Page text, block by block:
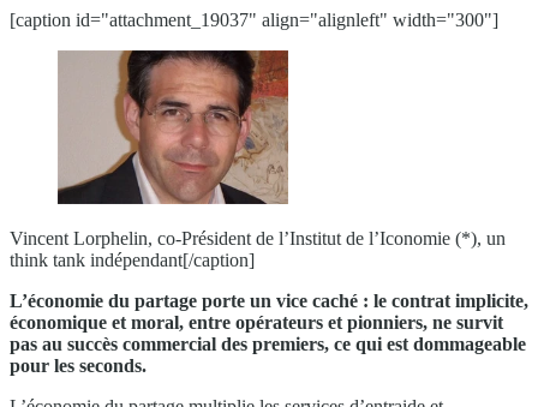
[caption id="attachment_19037" align="alignleft" width="300"]
Vincent Lorphelin, co-Président de l’Institut de l’Iconomie (*), un
think tank indépendant[/caption]
L’économie du partage porte un vice caché : le contrat implicite,
économique et moral, entre opérateurs et pionniers, ne survit
pas au succès commercial des premiers, ce qui est dommageable
pour les seconds.